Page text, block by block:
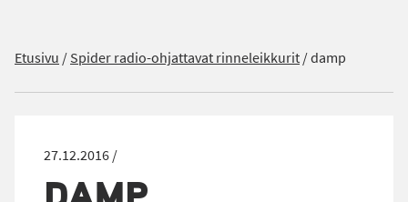
Etusivu /Spider radio-ohjattavat rinneleikkurit/damp
27.12.2016 /